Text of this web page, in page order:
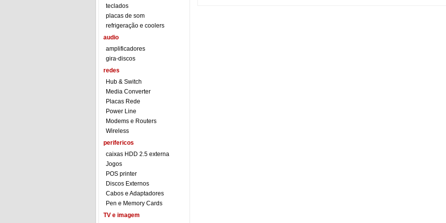
teclados
placas de som
refrigeração e coolers
audio
amplificadores
gira-discos
redes
Hub & Switch
Media Converter
Placas Rede
Power Line
Modems e Routers
Wireless
perifericos
caixas HDD 2.5 externa
Jogos
POS printer
Discos Externos
Cabos e Adaptadores
Pen e Memory Cards
TV e imagem